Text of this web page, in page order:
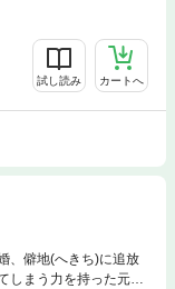
試し読み カートへ
、僻地(へきち)に追放
まう力を持った元王